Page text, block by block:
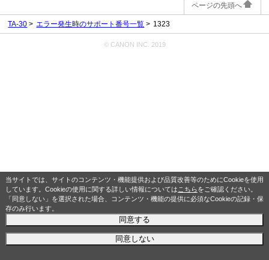
当サイトでは、サイトのコンテンツ・機能提供および品質改善等のためにCookieを使用
しています。Cookieの使用に関する詳しい情報については こちらをご確認ください。
「同意しない」を選択された場合、コンテンツ・機能の提供に必須なCookieの記録・保
存のみ行います。
同意する
同意しない
ページの先頭へ
TA-30 エラー発生時のサポート番号一覧 1323
© CANON INC. 2019